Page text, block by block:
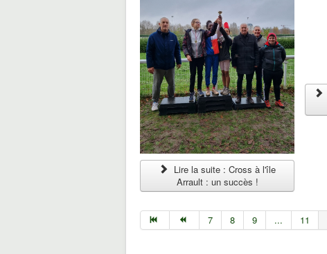
Lire la suite : Cross à l'île
Arrault : un succès !
7 8 9 ... 11